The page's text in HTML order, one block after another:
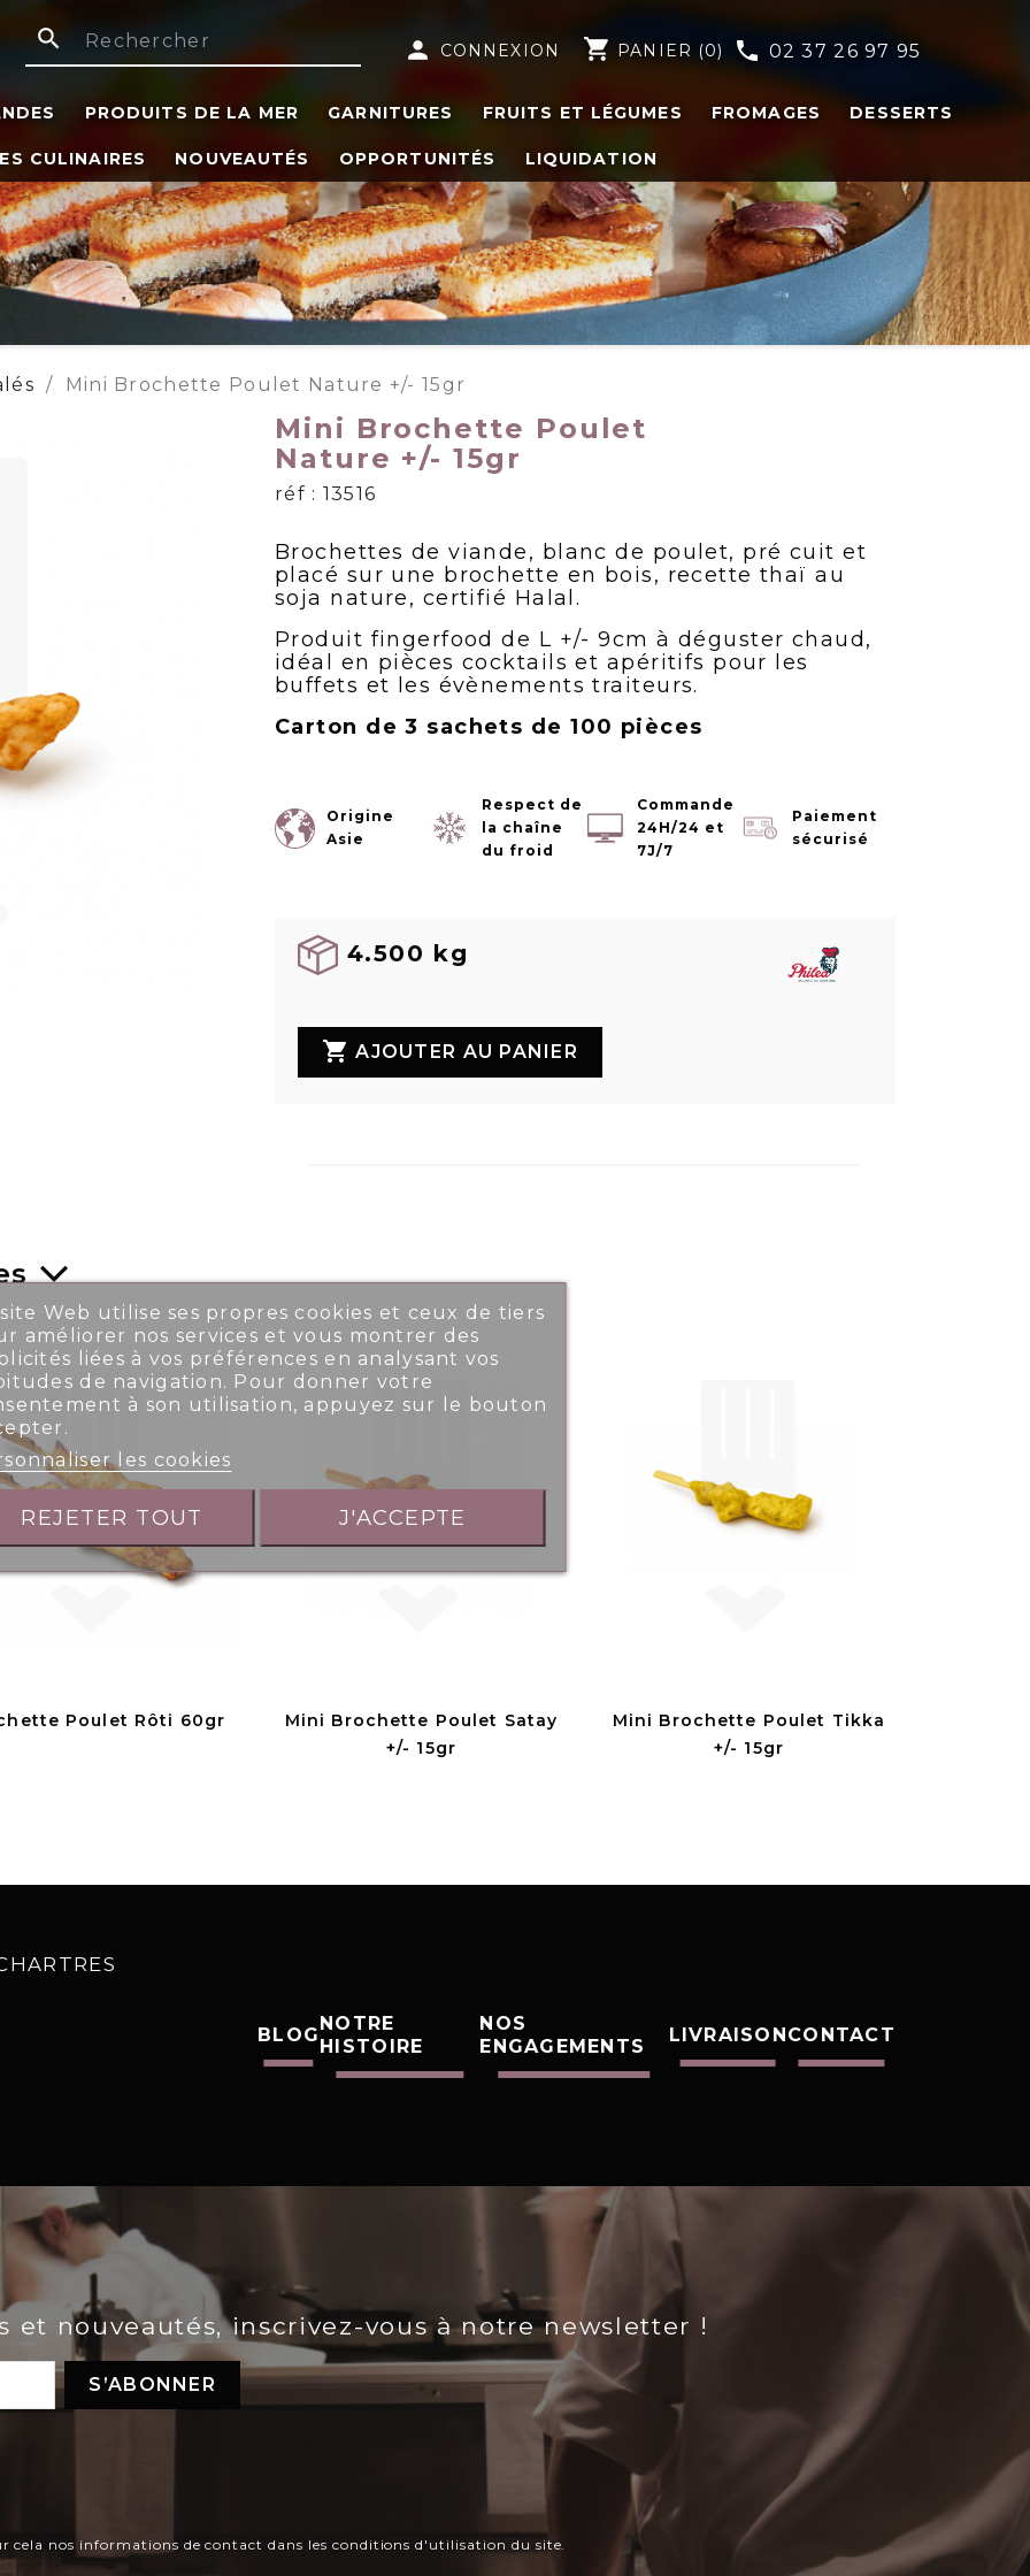
search person CONNEXION shopping_cart PANIER (0) phone 02 37 26 97 95
PRODUITS DE LA MER GARNITURES FRUITS ET LÉGUMES FROMAGES DESSERTS
CULINAIRES NOUVEAUTÉS OPPORTUNITÉS LIQUIDATION
Mini Brochette Poulet Nature +/- 15gr
Mini Brochette Poulet
Nature +/- 15gr
réf : 13516
Brochettes de viande, blanc de poulet, pré cuit et
placé sur une brochette en bois, recette thaï au
soja nature, certifié Halal.
Produit fingerfood de L +/- 9cm à déguster chaud,
idéal en pièces cocktails et apéritifs pour les
buffets et les évènements traiteurs.
Carton de 3 sachets de 100 pièces
Origine
Asie
Respect de
la chaîne
du froid
Commande
24H/24 et
7J/7
Paiement
sécurisé
4.500 kg
 AJOUTER AU PANIER
Poulet Rôti 60gr
Mini Brochette Poulet Satay
+/- 15gr
Mini Brochette Poulet Tikka
+/- 15gr
BLOG
NOTRE
HISTOIRE
NOS
ENGAGEMENTS
LIVRAISONCONTACT
et nouveautés, inscrivez-vous à notre newsletter !
nos informations de contact dans les conditions d'utilisation du site.
site Web utilise ses propres cookies et ceux de tiers
améliorer nos services et vous montrer des
liées à vos préférences en analysant vos
de navigation. Pour donner votre
à son utilisation, appuyez sur le bouton
les cookies
REJETER TOUT J'ACCEPTE